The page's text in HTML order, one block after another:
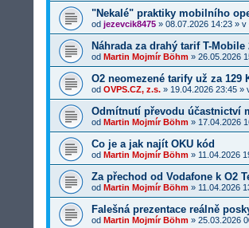
"Nekalé" praktiky mobilního
od jezevcik8475 » 08.07.2026 14:23 » v
Náhrada za drahý tarif T-
od Martin Mojmír Böhm » 26.05.2026
O2 neomezené tarify už za 129
od OVPS.CZ, z.s. » 19.04.2026 23:45 »
Odmítnutí převodu účastnictví
od Martin Mojmír Böhm » 17.04.2026
Co je a jak najít OKU kód
od Martin Mojmír Böhm » 11.04.2026
Za přechod od Vodafone k O2
od Martin Mojmír Böhm » 11.04.2026
Falešná prezentace reálně
od Martin Mojmír Böhm » 25.03.2026